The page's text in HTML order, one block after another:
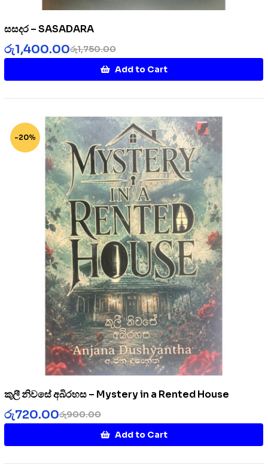
සසදර – SASADARA
රු1,750.00
රු1,400.00
Add to Cart
-20%
කුලී නිවසේ අබිරහස – Mystery in a Rented House
රු900.00
රු720.00
Add to Cart